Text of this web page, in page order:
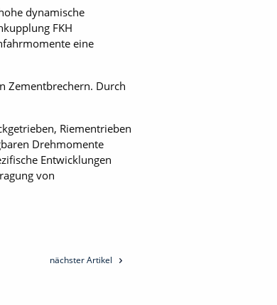
dynamische
FKH
eine
Zementbrechern. Durch
Riementrieben
Drehmomente
Entwicklungen
von
nächster Artikel